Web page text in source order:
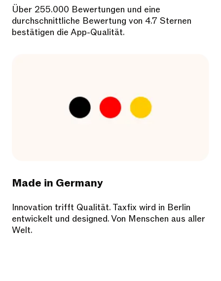
Über 255.000 Bewertungen und eine
durchschnittliche Bewertung von 4.7 Sternen
bestätigen die App-Qualität.
Made in Germany
Innovation trifft Qualität. Taxfix wird in Berlin
entwickelt und designed. Von Menschen aus aller
Welt.